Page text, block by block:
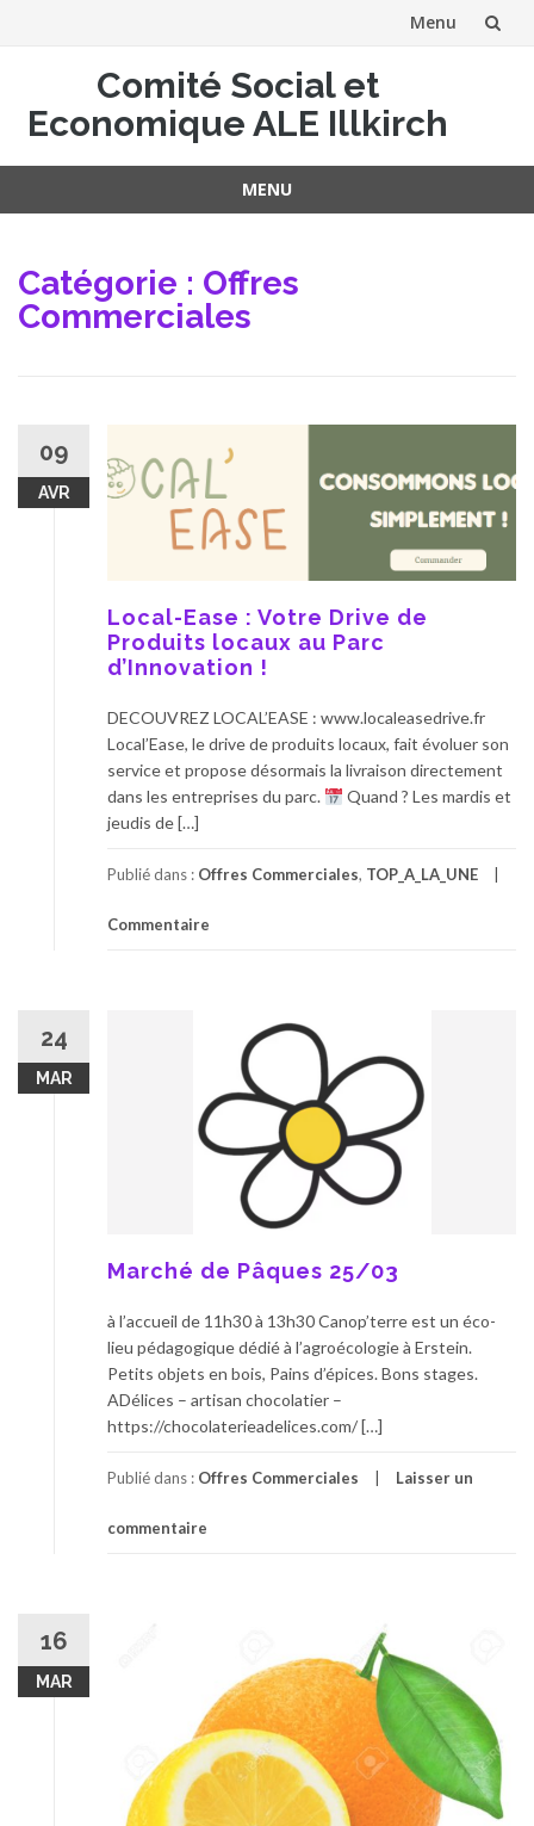
Menu
au
Comité Social et
Economique ALE Illkirch
MENU
contenu
Catégorie : Offres
Commerciales
09
AVR
Local-Ease : Votre Drive de
Produits locaux au Parc
d’Innovation !
DECOUVREZ LOCAL’EASE : www.localeasedrive.fr
Local’Ease, le drive de produits locaux, fait évoluer son
service et propose désormais la livraison directement
dans les entreprises du parc.
Quand ? Les mardis et
jeudis de […]
Publié dans : Offres Commerciales, TOP_A_LA_UNE
Commentaire
24
MAR
Marché de Pâques 25/03
à l’accueil de 11h30 à 13h30 Canop’terre est un éco-
lieu pédagogique dédié à l’agroécologie à Erstein.
Petits objets en bois, Pains d’épices. Bons stages.
ADélices – artisan chocolatier –
https://chocolaterieadelices.com/ […]
Publié dans : Offres Commerciales Laisser un
commentaire
16
MAR